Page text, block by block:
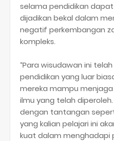
selama pendidikan
dijadikan bekal dalam
negatif perkembangan
kompleks.
“Para wisudawan ini
pendidikan yang luar
mereka mampu
ilmu yang telah
dengan tantangan
yang kalian pelajari ini
kuat dalam menghadapi